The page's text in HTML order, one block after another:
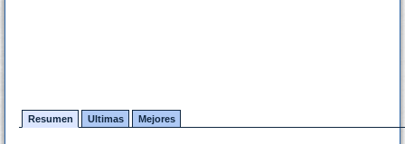
Resumen Ultimas Mejores